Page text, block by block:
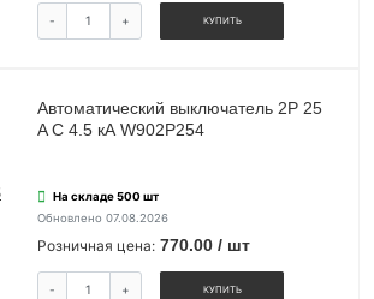
- + КУПИТЬ
Автоматический выключатель 2P 25
A C 4.5 кА W902P254
На складе 500 шт
Обновлено 07.08.2026
Розничная цена: 770.00 / шт
- + КУПИТЬ